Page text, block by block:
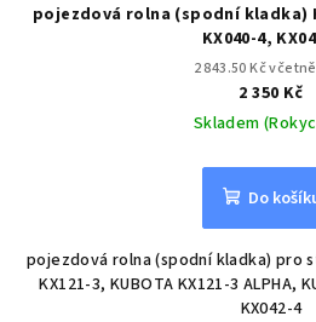
pojezdová rolna (spodní kladka)
KX040-4,
2 843.50 Kč
2 350 Kč
Skladem
Do
pojezdová rolna (spodní kladka) pro
KX121-3, KUBOTA KX121-3 ALPHA,
KX042-4